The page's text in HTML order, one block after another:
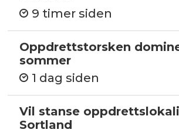
9 timer siden
Oppdrettstorsken
sommer
1 dag siden
Vil stanse
Sortland